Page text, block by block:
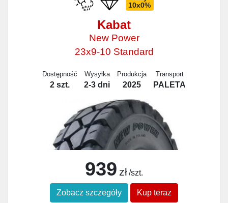
10x0%
Kabat
New Power
23x9-10 Standard
Dostępność
2 szt.
Wysyłka
2-3 dni
Produkcja
2025
Transport
PALETA
939 zł /szt.
Zobacz szczegóły Kup teraz